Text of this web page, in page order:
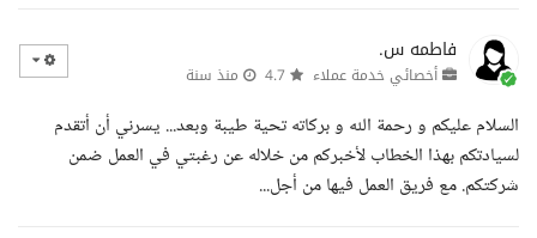
فاطمه س.
أخصائي خدمة عملاء منذ سنة
السلام عليكم و رحمة الله و بركاته تحية طيبة وبعد... يسرني أن أتقدم
لسيادتكم بهذا الخطاب لأخبركم من خلاله عن رغبتي في العمل ضمن
شركتكم. مع فريق العمل فيها من أجل...